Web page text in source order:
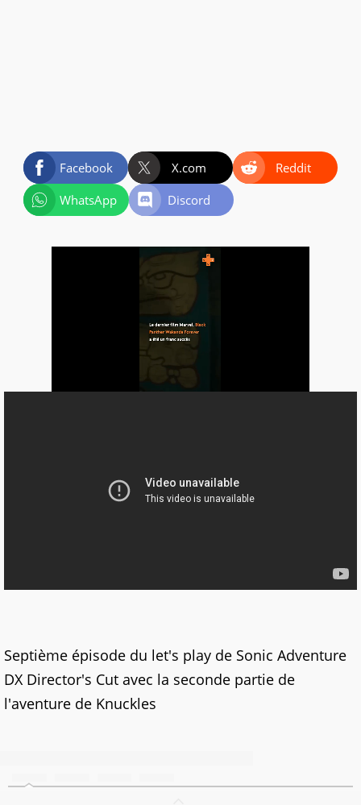
Facebook X.com
Reddit
WhatsApp
Discord
Septième épisode du let's play de Sonic Adventure
DX Director's Cut avec la seconde partie de
l'aventure de Knuckles